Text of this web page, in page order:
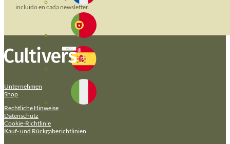
incluido en cada newsletter.
Unternehmen
Shop
Rechtliche Hinweise
Datenschutz
Cookie-Richtlinie
Kauf- und Rückgaberichtlinien